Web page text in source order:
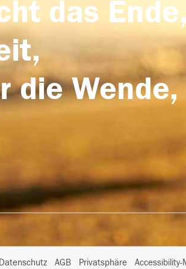
das
die
Datenschutz AGB Privatsphäre I